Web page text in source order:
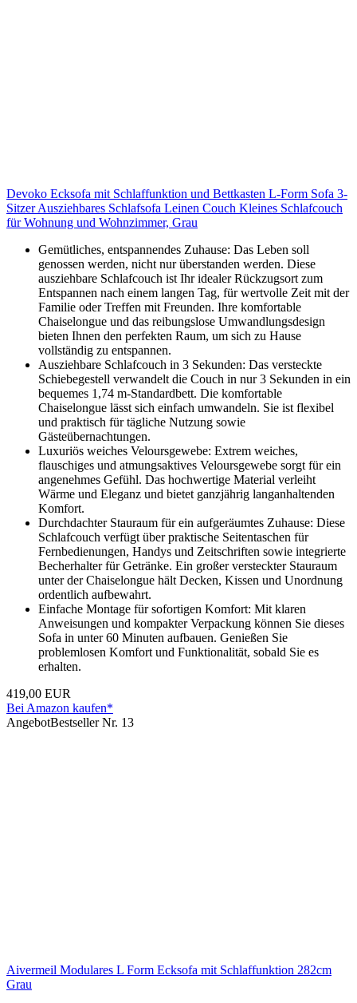
Devoko Ecksofa mit Schlaffunktion und Bettkasten L-Form Sofa 3-
Sitzer Ausziehbares Schlafsofa Leinen Couch Kleines Schlafcouch
für Wohnung und Wohnzimmer, Grau
Gemütliches, entspannendes Zuhause: Das Leben soll
genossen werden, nicht nur überstanden werden. Diese
ausziehbare Schlafcouch ist Ihr idealer Rückzugsort zum
Entspannen nach einem langen Tag, für wertvolle Zeit mit der
Familie oder Treffen mit Freunden. Ihre komfortable
Chaiselongue und das reibungslose Umwandlungsdesign
bieten Ihnen den perfekten Raum, um sich zu Hause
vollständig zu entspannen.
Ausziehbare Schlafcouch in 3 Sekunden: Das versteckte
Schiebegestell verwandelt die Couch in nur 3 Sekunden in ein
bequemes 1,74 m-Standardbett. Die komfortable
Chaiselongue lässt sich einfach umwandeln. Sie ist flexibel
und praktisch für tägliche Nutzung sowie
Gästeübernachtungen.
Luxuriös weiches Veloursgewebe: Extrem weiches,
flauschiges und atmungsaktives Veloursgewebe sorgt für ein
angenehmes Gefühl. Das hochwertige Material verleiht
Wärme und Eleganz und bietet ganzjährig langanhaltenden
Komfort.
Durchdachter Stauraum für ein aufgeräumtes Zuhause: Diese
Schlafcouch verfügt über praktische Seitentaschen für
Fernbedienungen, Handys und Zeitschriften sowie integrierte
Becherhalter für Getränke. Ein großer versteckter Stauraum
unter der Chaiselongue hält Decken, Kissen und Unordnung
ordentlich aufbewahrt.
Einfache Montage für sofortigen Komfort: Mit klaren
Anweisungen und kompakter Verpackung können Sie dieses
Sofa in unter 60 Minuten aufbauen. Genießen Sie
problemlosen Komfort und Funktionalität, sobald Sie es
erhalten.
419,00 EUR
Bei Amazon kaufen*
AngebotBestseller Nr. 13
Aivermeil Modulares L Form Ecksofa mit Schlaffunktion 282cm
Grau